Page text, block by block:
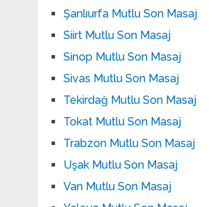
Şanlıurfa Mutlu Son Masaj
Siirt Mutlu Son Masaj
Sinop Mutlu Son Masaj
Sivas Mutlu Son Masaj
Tekirdağ Mutlu Son Masaj
Tokat Mutlu Son Masaj
Trabzon Mutlu Son Masaj
Uşak Mutlu Son Masaj
Van Mutlu Son Masaj